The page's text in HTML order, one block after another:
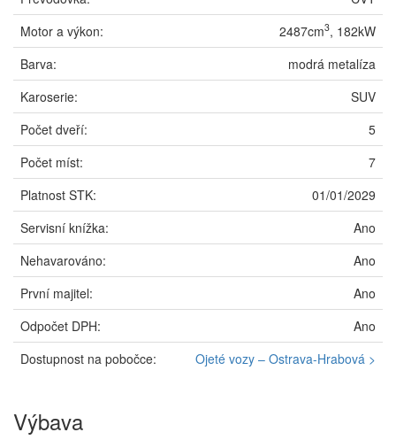
Motor a výkon:
2487cm3, 182kW
Barva:
modrá metalíza
Karoserie:
SUV
Počet dveří:
5
Počet míst:
7
Platnost STK:
01/01/2029
Servisní knížka:
Ano
Nehavarováno:
Ano
První majitel:
Ano
Odpočet DPH:
Ano
Dostupnost na pobočce:
Ojeté vozy – Ostrava-Hrabová >
Výbava